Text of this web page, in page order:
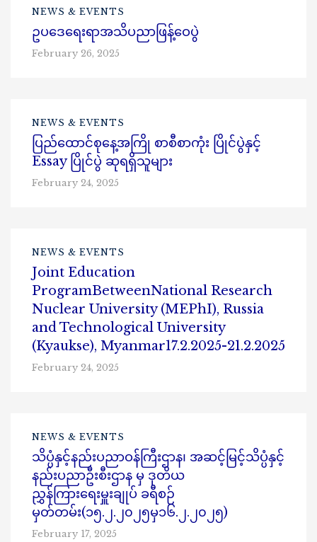
NEWS & EVENTS
ဥပဒေရေးရာအသိပညာဖြန့်ဝေပွဲ
February 26, 2025
NEWS & EVENTS
ပြည်ထောင်စုနေ့အကြို စာစီစာကုံး ပြိုင်ပွဲနှင့်
Essay ပြိုင်ပွဲ ဆုရရှိသူများ
February 24, 2025
NEWS & EVENTS
Joint Education
ProgramBetweenNational Research
Nuclear University (MEPhI), Russia
and Technological University
(Kyaukse), Myanmar17.2.2025-21.2.2025
February 24, 2025
NEWS & EVENTS
သိပ္ပံနှင့်နည်းပညာဝန်ကြီးဌာန၊ အဆင့်မြင့်သိပ္ပံနှင့်
နည်းပညာဦးစီးဌာန မှ ဒုတိယ
ညွှန်ကြားရေးမှူးချုပ် ခရီစဉ်
မှတ်တမ်း(၁၅.၂.၂၀၂၅မှ၁၆.၂.၂၀၂၅)
February 17, 2025